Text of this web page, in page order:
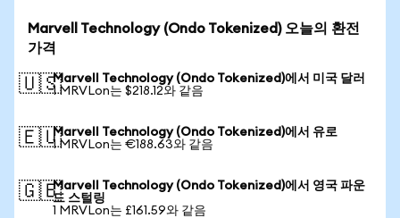
Marvell Technology (Ondo Tokenized) 오늘의 환전
가격
🇺🇸Marvell Technology (Ondo Tokenized)에서 미국 달러
1 MRVLon는 $218.12와 같음
🇪🇺Marvell Technology (Ondo Tokenized)에서 유로
1 MRVLon는 €188.63와 같음
🇬🇧Marvell Technology (Ondo Tokenized)에서 영국 파운
드 스털링
1 MRVLon는 £161.59와 같음